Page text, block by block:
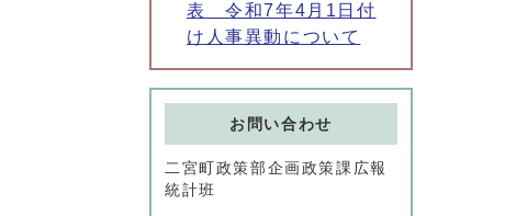
表 令和7年4月1日付
け人事異動について
お問い合わせ
二宮町政策部企画政策課広報
統計班